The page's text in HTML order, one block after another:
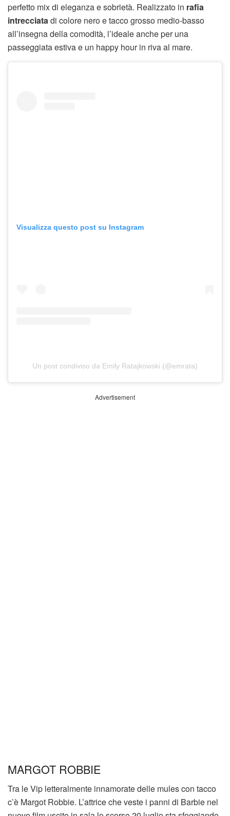
perfetto mix di eleganza e sobrietà. Realizzato in rafia
intrecciatadi colore nero e tacco grosso medio-basso
all’insegna della comodità, l’ideale anche per una
passeggiata estiva e un happy hour in riva al mare.
Visualizza questo post su Instagram
Un post condiviso da Emily Ratajkowski (@emrata)
Advertisement
MARGOT ROBBIE
Tra le Vip letteralmente innamorate delle mules con tacco
c’è Margot Robbie. L’attrice che veste i panni di Barbie nel